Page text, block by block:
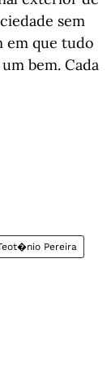
sem
em que tudo
bem. Cada
Pereira